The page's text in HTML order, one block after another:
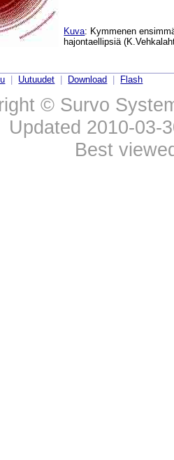
Kuva: Kymmenen
hajontaellipsiä
| Uutuudet | Download | Flash
© Survo
Updated 2010-03-
Best